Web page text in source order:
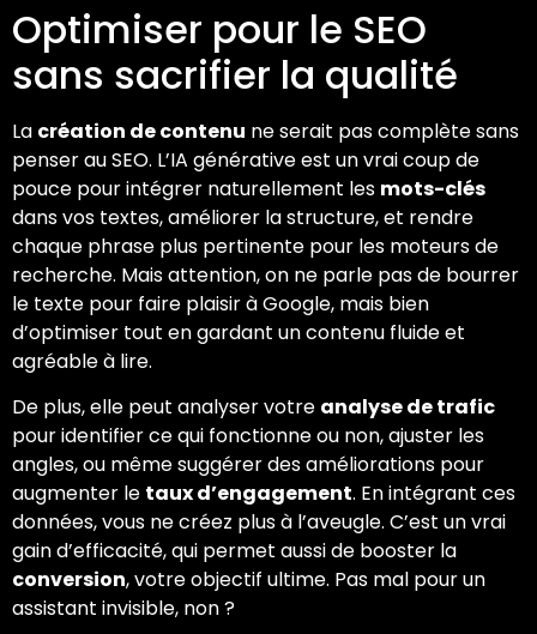
Optimiser pour le SEO
sans sacrifier la qualité
La création de contenu ne serait pas complète sans
penser au SEO. L’IA générative est un vrai coup de
pouce pour intégrer naturellement les mots-clés
dans vos textes, améliorer la structure, et rendre
chaque phrase plus pertinente pour les moteurs de
recherche. Mais attention, on ne parle pas de bourrer
le texte pour faire plaisir à Google, mais bien
d’optimiser tout en gardant un contenu fluide et
agréable à lire.
De plus, elle peut analyser votre analyse de trafic
pour identifier ce qui fonctionne ou non, ajuster les
angles, ou même suggérer des améliorations pour
augmenter le taux d’engagement. En intégrant ces
données, vous ne créez plus à l’aveugle. C’est un vrai
gain d’efficacité, qui permet aussi de booster la
conversion, votre objectif ultime. Pas mal pour un
assistant invisible, non ?